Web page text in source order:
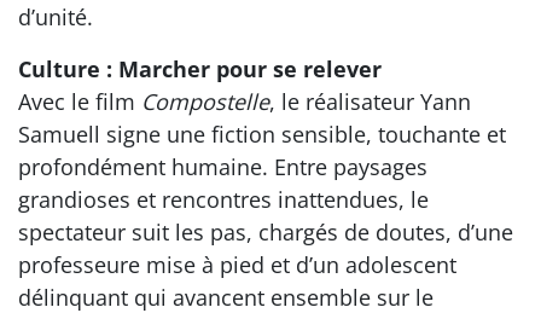
d’unité.
Culture : Marcher pour se relever
Avec le film Compostelle, le réalisateur Yann
Samuell signe une fiction sensible, touchante et
profondément humaine. Entre paysages
grandioses et rencontres inattendues, le
spectateur suit les pas, chargés de doutes, d’une
professeure mise à pied et d’un adolescent
délinquant qui avancent ensemble sur le